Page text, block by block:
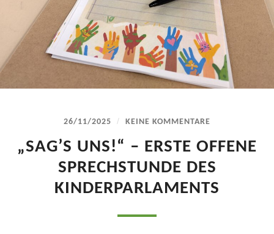
26/11/2025 / KEINE KOMMENTARE
„SAG’S UNS!“ – ERSTE OFFENE
SPRECHSTUNDE DES
KINDERPARLAMENTS